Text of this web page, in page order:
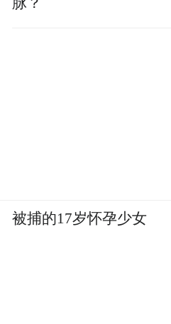
被捕的17岁怀孕少女